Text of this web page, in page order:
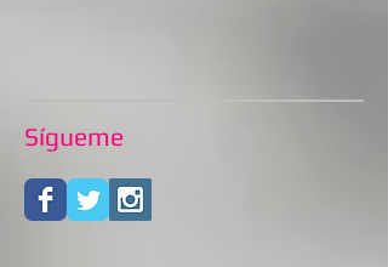
Sígueme